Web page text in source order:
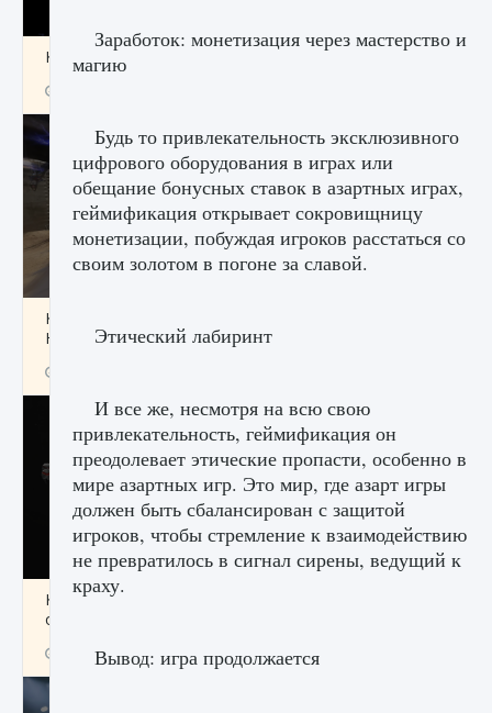
Как получить Thunder Egg в Stardew Valley
Как исправить неработающие награды For
Honor
Как разблокировать чертеж счастливого
оружия в MW3 и Warzone
9 августа 2024 1 151 0
Заработок: монетизация через мастерство и
магию
Будь то привлекательность эксклюзивного
цифрового оборудования в играх или
обещание бонусных ставок в азартных играх,
геймификация открывает сокровищницу
монетизации, побуждая игроков расстаться со
своим золотом в погоне за славой.
Этический лабиринт
И все же, несмотря на всю свою
привлекательность, геймификация он
преодолевает этические пропасти, особенно в
мире азартных игр. Это мир, где азарт игры
должен быть сбалансирован с защитой
игроков, чтобы стремление к взаимодействию
не превратилось в сигнал сирены, ведущий к
краху.
Вывод: игра продолжается